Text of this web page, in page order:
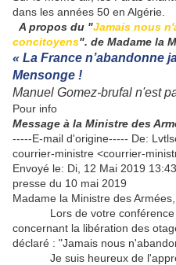
dans les années 50 en Algérie.
A propos du "Jamais nous
concitoyens". de Madame la
« La France n’abandonne
Mensonge !
Manuel Gomez-brufal n'est
Pour info
Message à la Ministre des
-----E-mail d'origine----- De:
courrier-ministre <courrier-
Envoyé le: Di, 12 Mai 2019
presse du 10 mai 2019
Madame la Ministre des Armées,
Lors de votre conférence
concernant la libération des
déclaré : "Jamais nous
Je suis heureux de